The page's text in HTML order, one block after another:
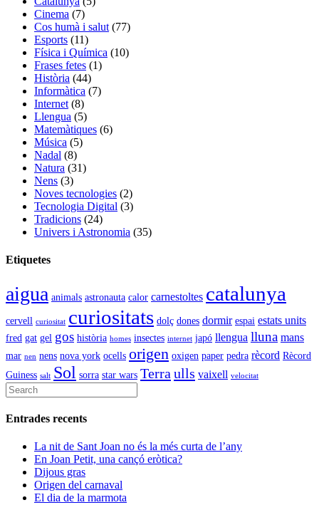
Cinema (7)
Cos humà i salut (77)
Esports (11)
Física i Química (10)
Frases fetes (1)
Història (44)
Informàtica (7)
Internet (8)
Llengua (5)
Matemàtiques (6)
Música (5)
Nadal (8)
Natura (31)
Nens (3)
Noves tecnologies (2)
Tecnologia Digital (3)
Tradicions (24)
Univers i Astronomia (35)
Etiquetes
aigua animals astronauta calor carnestoltes catalunya
cervell curiositat curiositats dolç dones dormir espai estats units
fred gat gel gos història homes insectes internet japó llengua lluna mans
mar nen nens nova york ocells origen oxigen paper pedra rècord Rècord
Guiness salt Sol sorra star wars Terra ulls vaixell velocitat
Entrades recents
La nit de Sant Joan no és la més curta de l’any
En Joan Petit, una cançó eròtica?
Dijous gras
Origen del carnaval
El dia de la marmota